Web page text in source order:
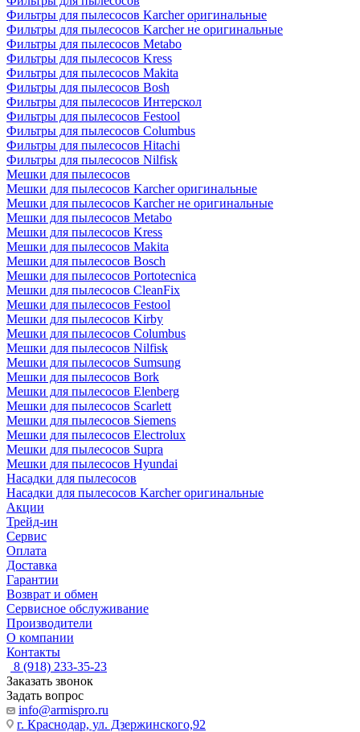
Фильтры для пылесосов Karcher оригинальные
Фильтры для пылесосов Karcher не оригинальные
Фильтры для пылесосов Metabo
Фильтры для пылесосов Kress
Фильтры для пылесосов Makita
Фильтры для пылесосов Bosh
Фильтры для пылесосов Интерскол
Фильтры для пылесосов Festool
Фильтры для пылесосов Columbus
Фильтры для пылесосов Hitachi
Фильтры для пылесосов Nilfisk
Мешки для пылесосов
Мешки для пылесосов Karcher оригинальные
Мешки для пылесосов Karcher не оригинальные
Мешки для пылесосов Metabo
Мешки для пылесосов Kress
Мешки для пылесосов Makita
Мешки для пылесосов Bosch
Мешки для пылесосов Portotecnica
Мешки для пылесосов CleanFix
Мешки для пылесосов Festool
Мешки для пылесосов Kirby
Мешки для пылесосов Columbus
Мешки для пылесосов Nilfisk
Мешки для пылесосов Sumsung
Мешки для пылесосов Bork
Мешки для пылесосов Elenberg
Мешки для пылесосов Scarlett
Мешки для пылесосов Siemens
Мешки для пылесосов Electrolux
Мешки для пылесосов Supra
Мешки для пылесосов Hyundai
Насадки для пылесосов
Насадки для пылесосов Karcher оригинальные
Акции
Трейд-ин
Сервис
Оплата
Доставка
Гарантии
Возврат и обмен
Сервисное обслуживание
Производители
О компании
Контакты
8 (918) 233-35-23
Заказать звонок
Задать вопрос
info@armispro.ru
г. Краснодар, ул. Дзержинского,92